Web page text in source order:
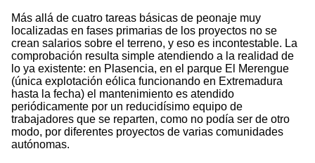
Más allá de cuatro tareas básicas de peonaje muy
localizadas en fases primarias de los proyectos no se
crean salarios sobre el terreno, y eso es incontestable. La
comprobación resulta simple atendiendo a la realidad de
lo ya existente: en Plasencia, en el parque El Merengue
(única explotación eólica funcionando en Extremadura
hasta la fecha) el mantenimiento es atendido
periódicamente por un reducidísimo equipo de
trabajadores que se reparten, como no podía ser de otro
modo, por diferentes proyectos de varias comunidades
autónomas.